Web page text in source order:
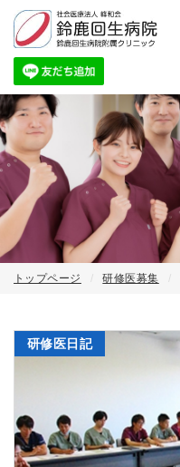
トップページ 研修医募集
研修医日記